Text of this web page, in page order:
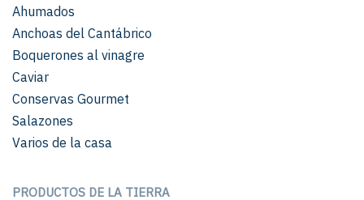
Ahumados
Anchoas del Cantábrico
Boquerones al vinagre
Caviar
Conservas Gourmet
Salazones
Varios de la casa
PRODUCTOS DE LA TIERRA